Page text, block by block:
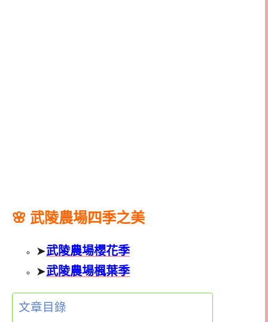
🌸 武陵農場四季之美
➤武陵農場櫻花季
➤武陵農場楓葉季
文章目錄